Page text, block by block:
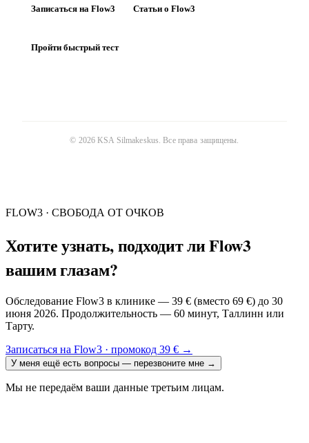
Записаться на Flow3 Статьи о Flow3
Пройти быстрый тест
© 2026 KSA Silmakeskus. Все права защищены.
FLOW3 · СВОБОДА ОТ ОЧКОВ
Хотите узнать, подходит ли Flow3
вашим глазам?
Обследование Flow3 в клинике — 39 € (вместо 69 €) до 30
июня 2026. Продолжительность — 60 минут, Таллинн или
Тарту.
Записаться на Flow3 · промокод 39 € →
У меня ещё есть вопросы — перезвоните мне →
Мы не передаём ваши данные третьим лицам.